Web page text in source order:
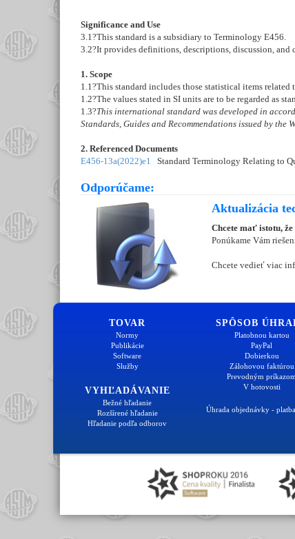
Significance and Use
3.1?This standard is a subsidiary to Terminology E456.
3.2?It provides definitions, descriptions, discussion, and
1. Scope
1.1?This standard includes those statistical items
1.2?The values stated in SI units are to be regarded as
1.3?This international standard was developed in
Standards, Guides and Recommendations issued by
2. Referenced Documents
E456-13a(2022)e1
Standard Terminology Relating to
Odporúčame:
Aktualizácia
Chcete mať istotu,
Ponúkame Vám
Chcete vedieť viac
TOVAR
Normy
Publikácie
Software
Služby
VYHĽADÁVANIE
Bežné hľadanie
Rozšírené hľadanie
Hľadanie podľa odborov
SPÔSOB
Platobnou kartou
PayPal
Dobierkou
Zálohovou faktúrou
Prevodným príkazom
V hotovosti
Úhrada objednávky -